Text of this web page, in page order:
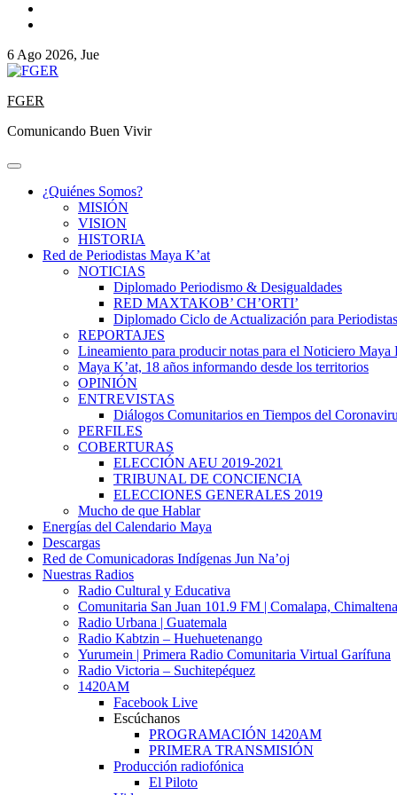
6 Ago 2026, Jue
FGER
Comunicando Buen Vivir
¿Quiénes Somos?
MISIÓN
VISION
HISTORIA
Red de Periodistas Maya K’at
NOTICIAS
Diplomado Periodismo & Desigualdades
RED MAXTAKOB’ CH’ORTI’
Diplomado Ciclo de Actualización para Periodistas
REPORTAJES
Lineamiento para producir notas para el Noticiero Maya
Maya K’at, 18 años informando desde los territorios
OPINIÓN
ENTREVISTAS
Diálogos Comunitarios en Tiempos del
PERFILES
COBERTURAS
ELECCIÓN AEU 2019-2021
TRIBUNAL DE CONCIENCIA
ELECCIONES GENERALES 2019
Mucho de que Hablar
Energías del Calendario Maya
Descargas
Red de Comunicadoras Indígenas Jun Na’oj
Nuestras Radios
Radio Cultural y Educativa
Comunitaria San Juan 101.9 FM | Comalapa,
Radio Urbana | Guatemala
Radio Kabtzin – Huehuetenango
Yurumein | Primera Radio Comunitaria Virtual Garífuna
Radio Victoria – Suchitepéquez
1420AM
Facebook Live
Escúchanos
PROGRAMACIÓN 1420AM
PRIMERA TRANSMISIÓN
Producción radiofónica
El Piloto